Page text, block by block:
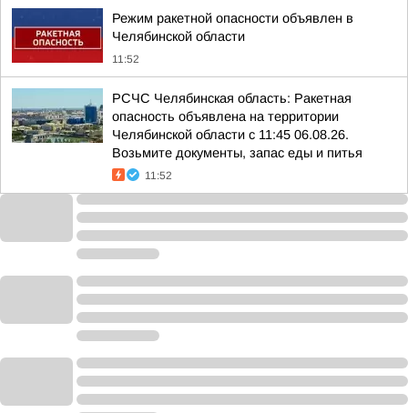
Режим ракетной опасности объявлен в
Челябинской области
11:52
РСЧС Челябинская область: Ракетная
опасность объявлена на территории
Челябинской области с 11:45 06.08.26.
Возьмите документы, запас еды и питья
11:52